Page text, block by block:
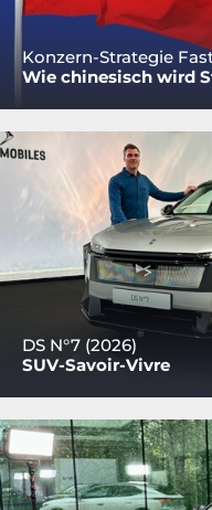
Konzern-Strategie
Wie chinesisch wird
DS N°7 (2026)
SUV-Savoir-Vivre